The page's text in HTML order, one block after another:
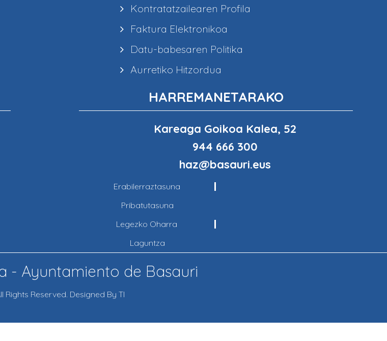
Kontratatzailearen Profila
Faktura Elektronikoa
Datu-babesaren Politika
Aurretiko Hitzordua
HARREMANETARAKO
Kareaga Goikoa Kalea, 52
944 666 300
haz@basauri.eus
Erabilerraztasuna
Pribatutasuna
Legezko Oharra
Laguntza
- Ayuntamiento de Basauri
Rights Reserved. Designed By TI